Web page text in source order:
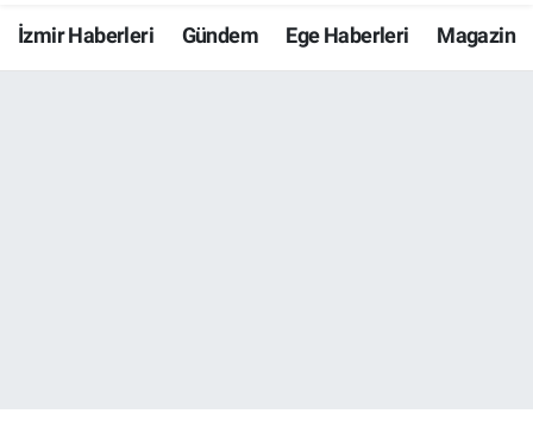
İzmir Haberleri Gündem Ege Haberleri Magazin
Resmi İlanlar